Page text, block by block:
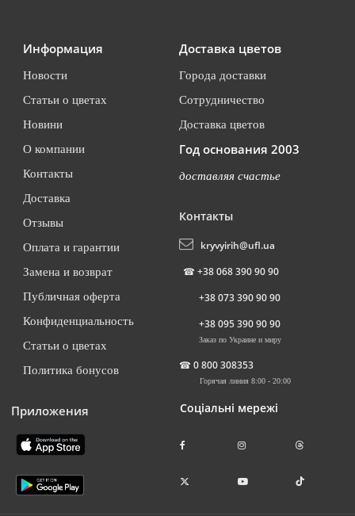
Информация
Новости
Статьи о цветах
Новини
О компании
Контакты
Доставка
Отзывы
Оплата и гарантии
Замена и возврат
Публичная оферта
Конфиденциальность
Статьи о цветах
Политика бонусов
Приложения
Доставка цветов
Города доставки
Сотрудничество
Доставка цветов
Год основания 2003
доставляя счастье
Контакты
kryvyirih@ufl.ua
☎ +38 068 390 90 90
+38 073 390 90 90
+38 095 390 90 90
Заказ по Украине и миру
☎ 0 800 308353
Горячая линия 8:00 - 20:00
Соціальні мережі